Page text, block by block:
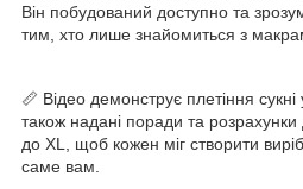
Він побудований доступно та
тим, хто лише знайомиться з
📏 Відео демонструє плетіння
також надані поради та
до XL, щоб кожен міг створити
саме вам.